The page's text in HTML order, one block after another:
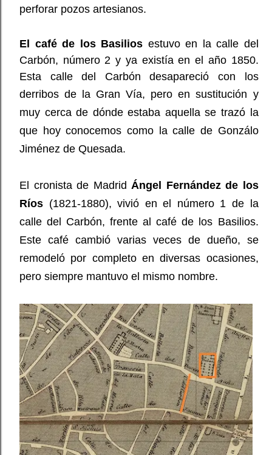
perforar pozos artesianos.
El café de los Basilios estuvo en la calle del
Carbón, número 2 y ya existía en el año 1850.
Esta calle del Carbón desapareció con los
derribos de la Gran Vía, pero en sustitución y
muy cerca de dónde estaba aquella se trazó la
que hoy conocemos como la calle de Gonzálo
Jiménez de Quesada.
El cronista de MadridÁngel Fernández de los
Ríos (1821-1880), vivió en el número 1 de la
calle del Carbón, frente al café de los Basilios.
Este café cambió varias veces de dueño, se
remodeló por completo en diversas ocasiones,
pero siempre mantuvo el mismo nombre.